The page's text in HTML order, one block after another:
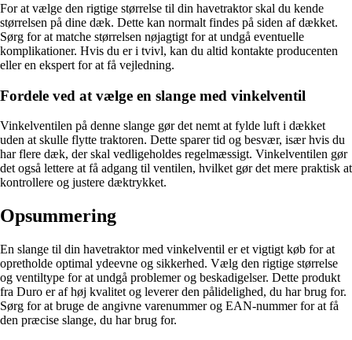
For at vælge den rigtige størrelse til din havetraktor skal du kende
størrelsen på dine dæk. Dette kan normalt findes på siden af dækket.
Sørg for at matche størrelsen nøjagtigt for at undgå eventuelle
komplikationer. Hvis du er i tvivl, kan du altid kontakte producenten
eller en ekspert for at få vejledning.
Fordele ved at vælge en slange med vinkelventil
Vinkelventilen på denne slange gør det nemt at fylde luft i dækket
uden at skulle flytte traktoren. Dette sparer tid og besvær, især hvis du
har flere dæk, der skal vedligeholdes regelmæssigt. Vinkelventilen gør
det også lettere at få adgang til ventilen, hvilket gør det mere praktisk at
kontrollere og justere dæktrykket.
Opsummering
En slange til din havetraktor med vinkelventil er et vigtigt køb for at
opretholde optimal ydeevne og sikkerhed. Vælg den rigtige størrelse
og ventiltype for at undgå problemer og beskadigelser. Dette produkt
fra Duro er af høj kvalitet og leverer den pålidelighed, du har brug for.
Sørg for at bruge de angivne varenummer og EAN-nummer for at få
den præcise slange, du har brug for.